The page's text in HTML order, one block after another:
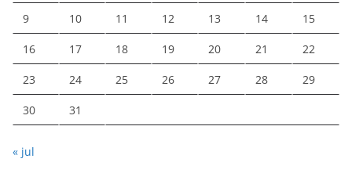
9 10 11 12 13 14 15
16 17 18 19 20 21 22
23 24 25 26 27 28 29
30 31
« jul